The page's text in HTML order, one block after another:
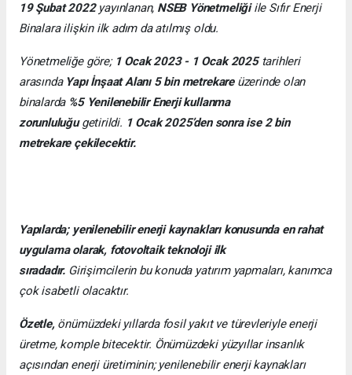
19 Şubat 2022 yayınlanan, NSEB Yönetmeliğiile Sıfır Enerji
Binalara ilişkin ilk adım da atılmış oldu.
Yönetmeliğe göre; 1 Ocak 2023 - 1 Ocak 2025 tarihleri
arasında Yapı İnşaat Alanı 5 bin metrekare üzerinde olan
binalarda%5 Yenilenebilir Enerji kullanma
zorunluluğugetirildi. 1 Ocak 2025’den sonra ise 2 bin
metrekare çekilecektir.
Yapılarda; yenilenebilir enerji kaynakları konusunda en rahat
uygulama olarak, fotovoltaik teknoloji ilk
sıradadır. Girişimcilerin bu konuda yatırım yapmaları, kanımca
çok isabetli olacaktır.
Özetle,önümüzdeki yıllarda fosil yakıt ve türevleriyle enerji
üretme, komple bitecektir. Önümüzdeki yüzyıllar insanlık
açısından enerji üretiminin; yenilenebilir enerji kaynakları